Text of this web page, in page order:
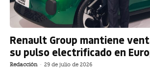
Renault Group mantiene
su pulso electrificado en
Redacción - 29 de julio de 2026